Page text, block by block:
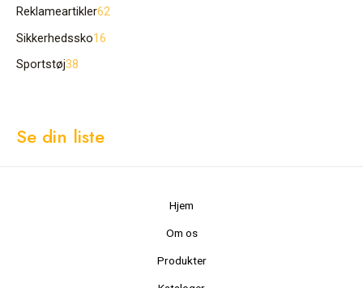
Reklameartikler62
Sikkerhedssko16
Sportstøj38
Se din liste
Hjem
Om os
Produkter